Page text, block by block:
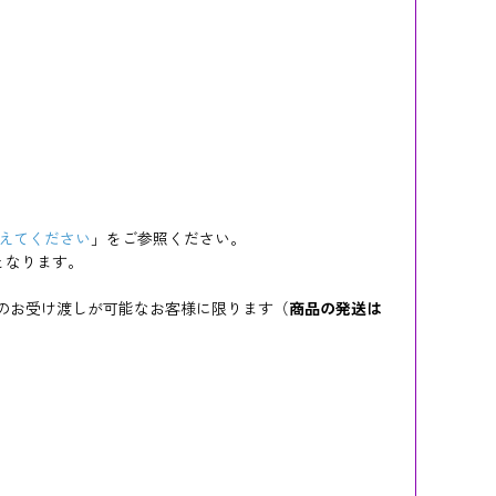
てください 」をご参照ください。
ります。
受け渡しが可能なお客様に限ります（商品の発送は